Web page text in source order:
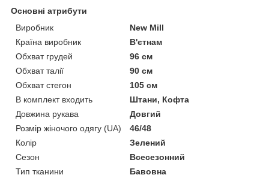
Основні атрибути
Виробник
New Mill
Країна виробник
В'єтнам
Обхват грудей
96 см
Обхват талії
90 см
Обхват стегон
105 см
В комплект входить
Штани, Кофта
Довжина рукава
Довгий
Розмір жіночого одягу (UA)
46/48
Колір
Зелений
Сезон
Всесезонний
Тип тканини
Бавовна